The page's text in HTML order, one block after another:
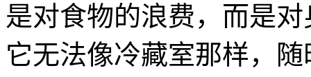
是对食物的浪费，而是
它无法像冷藏室那样，